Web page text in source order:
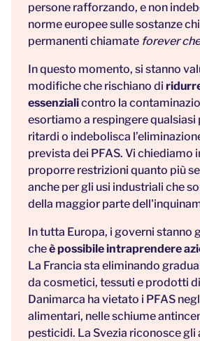
persone rafforzando, e non
norme europee sulle sostanze
permanenti chiamate forever
In questo momento, si stanno
modifiche che rischiano di
essenzialicontro la
esortiamo a respingere
ritardi o indebolisca
prevista dei PFAS. Vi chiediamo
proporre restrizioni quanto più
anche per gli usi industriali che
della maggior parte
In tutta Europa, i governi stanno
cheè possibile intraprendere
La Francia sta eliminando
da cosmetici, tessuti e prodotti
Danimarca ha vietato i PFAS
alimentari, nelle schiume
pesticidi. La Svezia riconosce gli